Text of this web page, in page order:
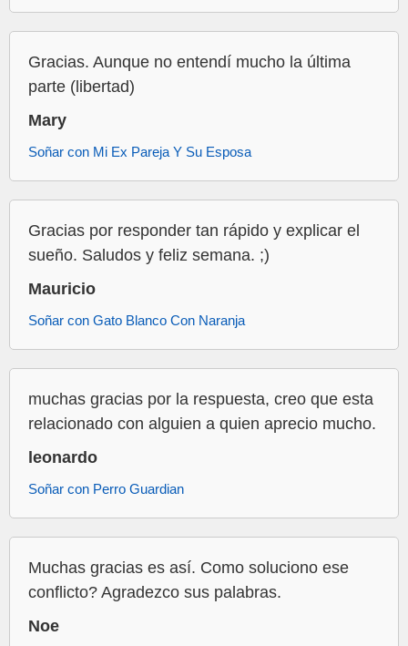
Gracias. Aunque no entendí mucho la última
parte (libertad)
Mary
Soñar con Mi Ex Pareja Y Su Esposa
Gracias por responder tan rápido y explicar el
sueño. Saludos y feliz semana. ;)
Mauricio
Soñar con Gato Blanco Con Naranja
muchas gracias por la respuesta, creo que esta
relacionado con alguien a quien aprecio mucho.
leonardo
Soñar con Perro Guardian
Muchas gracias es así. Como soluciono ese
conflicto? Agradezco sus palabras.
Noe